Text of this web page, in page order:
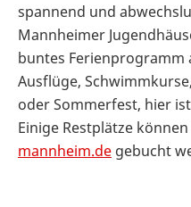
spannend und
Mannheimer
buntes Ferienprogramm
Ausflüge,
oder Sommerfest, hier
Einige Restplätze
mannheim.de gebucht